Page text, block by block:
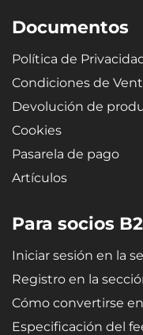
Documentos
Política de
Condiciones de
Devolución de
Cookies
Pasarela de pago
Artículos
Para socios
Iniciar sesión en la
Registro en la
Cómo convertirse
Especificación del